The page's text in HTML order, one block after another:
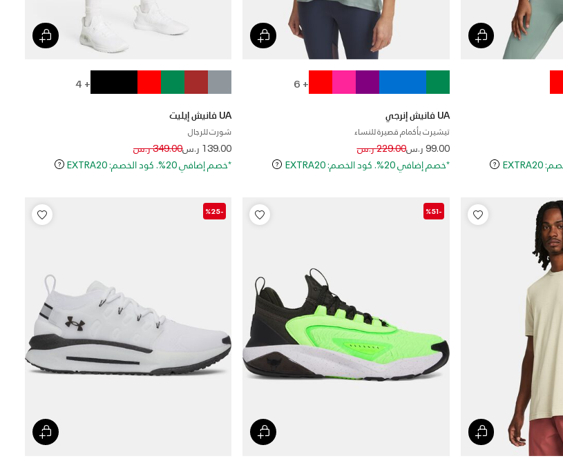
+ 6
UA فانيش إنرجي
تيشيرت بأكمام قصيرة للنساء
99.00 ر.سPrice reduced from
229.00 ر.سto
*خصم إضافي 20%. كود الخصم: EXTRA20
+ 4
UA فانيش إيليت
شورت للرجال
139.00 ر.سPrice reduced from
349.00 ر.سto
*خصم إضافي 20%. كود الخصم: EXTRA20
-%51
-%25